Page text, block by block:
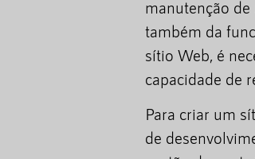
manutenção
também da
sítio Web, é
capacidade de
Para criar um
de